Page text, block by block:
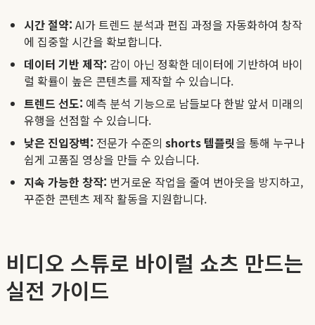
시간 절약: AI가 트렌드 분석과 편집 과정을 자동화하여 창작
에 집중할 시간을 확보합니다.
데이터 기반 제작: 감이 아닌 정확한 데이터에 기반하여 바이
럴 확률이 높은 콘텐츠를 제작할 수 있습니다.
트렌드 선도: 예측 분석 기능으로 남들보다 한발 앞서 미래의
유행을 선점할 수 있습니다.
낮은 진입장벽: 전문가 수준의 shorts 템플릿을 통해 누구나
쉽게 고품질 영상을 만들 수 있습니다.
지속 가능한 창작: 번거로운 작업을 줄여 번아웃을 방지하고,
꾸준한 콘텐츠 제작 활동을 지원합니다.
비디오 스튜로 바이럴 쇼츠 만드는
실전 가이드